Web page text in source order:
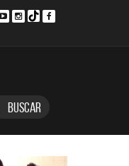
Buscar